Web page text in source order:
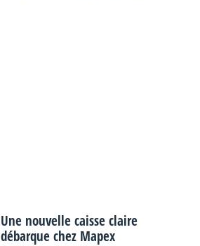
Une nouvelle caisse claire
débarque chez Mapex